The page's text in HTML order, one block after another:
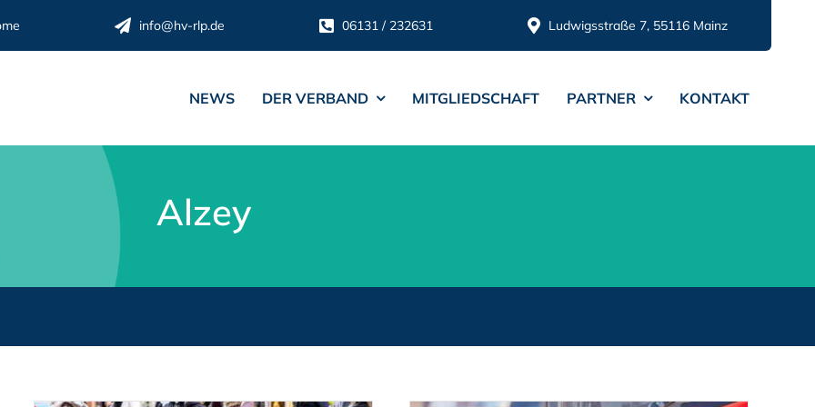
info@hv-rlp.de 06131 / 232631 Ludwigsstraße 7, 55116 Mainz
NEWS DER VERBAND MITGLIEDSCHAFT PARTNER KONTAKT
Alzey